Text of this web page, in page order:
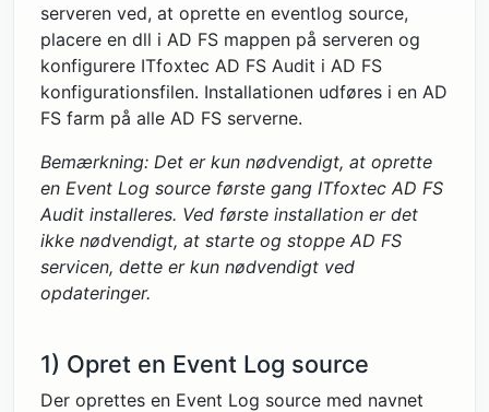
serveren ved, at oprette en eventlog source,
placere en dll i AD FS mappen på serveren og
konfigurere ITfoxtec AD FS Audit i AD FS
konfigurationsfilen. Installationen udføres i en AD
FS farm på alle AD FS serverne.
Bemærkning: Det er kun nødvendigt, at oprette
en Event Log source første gang ITfoxtec AD FS
Audit installeres. Ved første installation er det
ikke nødvendigt, at starte og stoppe AD FS
servicen, dette er kun nødvendigt ved
opdateringer.
1) Opret en Event Log source
Der oprettes en Event Log source med navnet